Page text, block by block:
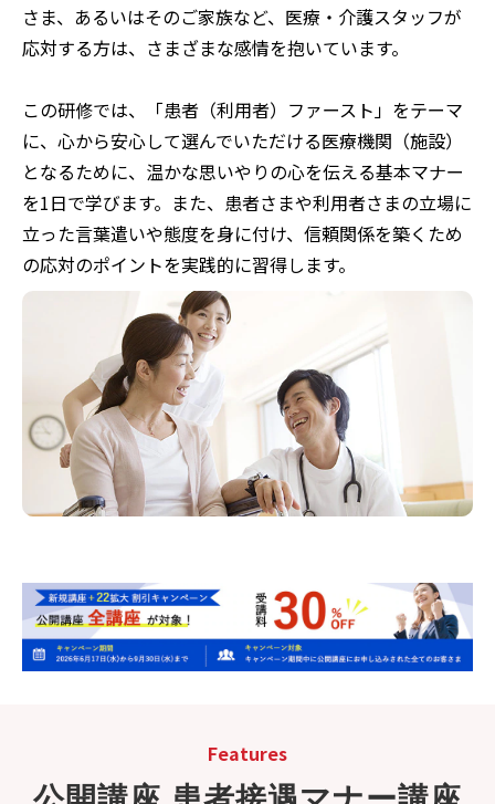
さま、あるいはそのご家族など、医療・介護スタッフが
応対する方は、さまざまな感情を抱いています。
この研修では、「患者（利用者）ファースト」をテーマ
に、心から安心して選んでいただける医療機関（施設）
となるために、温かな思いやりの心を伝える基本マナー
を1日で学びます。また、患者さまや利用者さまの立場に
立った言葉遣いや態度を身に付け、信頼関係を築くため
の応対のポイントを実践的に習得します。​
Features